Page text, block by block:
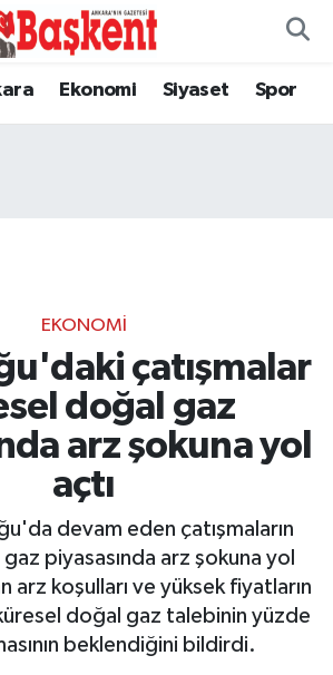
Ekonomi Siyaset Spor
EKONOMI
çatışmalar
doğal gaz
arz şokuna yol
açtı
devam eden çatışmaların
piyasasında arz şokuna yol
arz koşulları ve yüksek fiyatların
doğal gaz talebinin yüzde
beklendiğini bildirdi.